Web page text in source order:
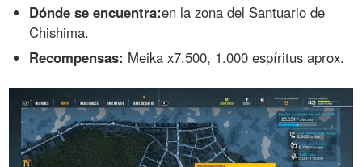
Dónde se encuentra:en la zona del Santuario de
Chishima.
Recompensas: Meika x7.500, 1.000 espíritus aprox.